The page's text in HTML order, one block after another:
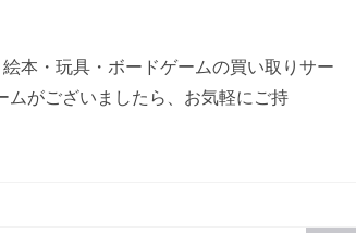
本・玩具・ボードゲームの買い取りサー
ムがございましたら、お気軽にご持